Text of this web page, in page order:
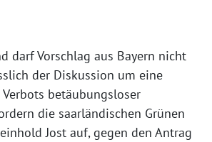
darf Vorschlag aus Bayern nicht
der Diskussion um eine
betäubungsloser
die saarländischen Grünen
Jost auf, gegen den Antrag